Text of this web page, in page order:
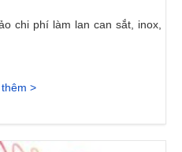
chi phí làm lan can sắt, inox,
>